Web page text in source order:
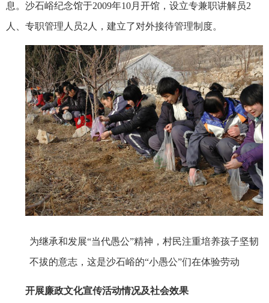
息。沙石峪纪念馆于2009年10月开馆，设立专兼职讲解员2
人、专职管理人员2 人，建立了对外接待管理制度。
为继承和发展“当代愚公”精神，村民注重培养孩子坚韧
不拔的意志，这是沙石峪的“小愚公”们在体验劳动
开展廉政文化宣传活动情况及社会效果